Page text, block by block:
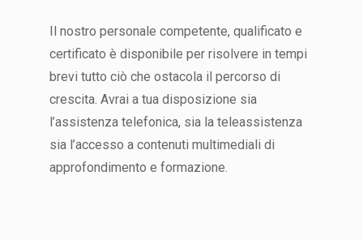
Il nostro personale competente, qualificato e
certificato è disponibile per risolvere in tempi
brevi tutto ciò che ostacola il percorso di
crescita. Avrai a tua disposizione sia
l’assistenza telefonica, sia la teleassistenza
sia l’accesso a contenuti multimediali di
approfondimento e formazione.